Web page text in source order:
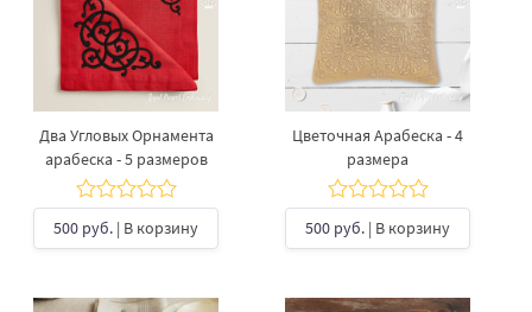
Два Угловых Орнамента
арабеска - 5 размеров
500 руб. | В корзину
Цветочная Арабеска - 4
размера
500 руб. | В корзину